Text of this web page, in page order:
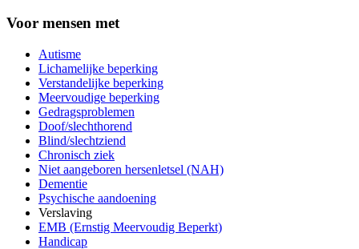
Voor mensen met
Autisme
Lichamelijke beperking
Verstandelijke beperking
Meervoudige beperking
Gedragsproblemen
Doof/slechthorend
Blind/slechtziend
Chronisch ziek
Niet aangeboren hersenletsel (NAH)
Dementie
Psychische aandoening
Verslaving
EMB (Ernstig Meervoudig Beperkt)
Handicap